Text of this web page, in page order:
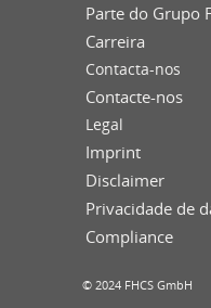
Parte do Grupo
Carreira
Contacta-nos
Contacte-nos
Legal
Imprint
Disclaimer
Privacidade de
Compliance
© 2024 FHCS GmbH